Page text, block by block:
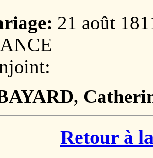
21 août
Retour à